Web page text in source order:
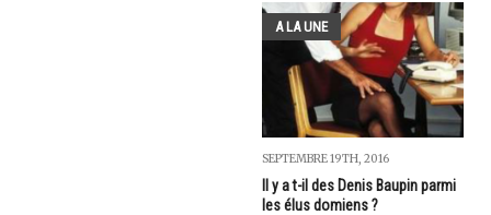
A LA UNE
SEPTEMBRE 19TH, 2016
Il y a t-il des Denis Baupin parmi
les élus domiens ?